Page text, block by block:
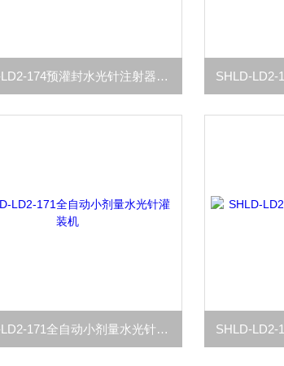
SHLD-LD2-174预灌封水光针注射器灌装机
SHLD-LD2-171全自动小剂量水光针灌装机